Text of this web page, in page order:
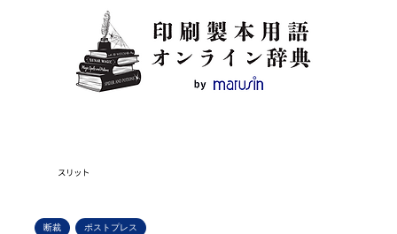
スリット
断裁 ポストプレス